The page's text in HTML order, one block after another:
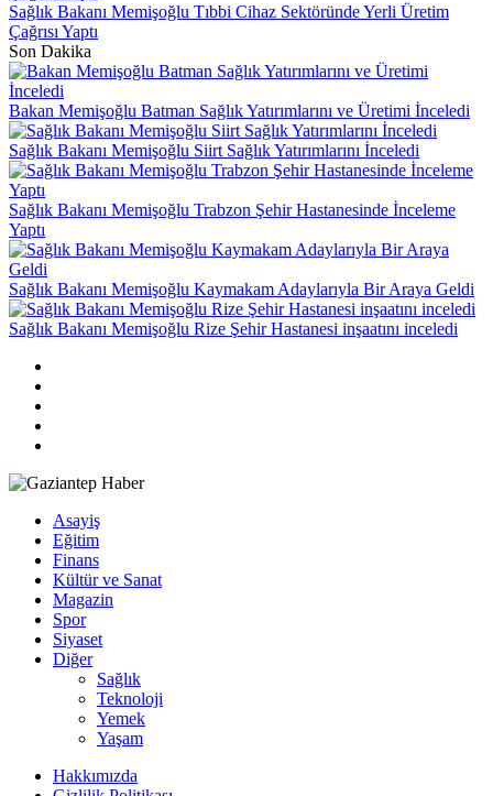
Sağlık Bakanı Memişoğlu Tıbbi Cihaz Sektöründe Yerli Üretim
Çağrısı Yaptı
Son Dakika
Bakan Memişoğlu Batman Sağlık Yatırımlarını ve Üretimi İnceledi
Sağlık Bakanı Memişoğlu Siirt Sağlık Yatırımlarını İnceledi
Sağlık Bakanı Memişoğlu Trabzon Şehir Hastanesinde İnceleme
Yaptı
Sağlık Bakanı Memişoğlu Kaymakam Adaylarıyla Bir Araya Geldi
Sağlık Bakanı Memişoğlu Rize Şehir Hastanesi inşaatını inceledi
Asayiş
Eğitim
Finans
Kültür ve Sanat
Magazin
Spor
Siyaset
Diğer
Sağlık
Teknoloji
Yemek
Yaşam
Hakkımızda